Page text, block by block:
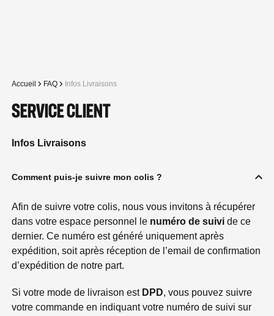
Accueil FAQ Infos Livraisons
SERVICE CLIENT
Infos Livraisons
Comment puis-je suivre mon colis ?
Afin de suivre votre colis, nous vous invitons à récupérer
dans votre espace personnel le numéro de suivide ce
dernier. Ce numéro est généré uniquement après
expédition, soit après réception de l’email de confirmation
d’expédition de notre part.
Si votre mode de livraison estDPD, vous pouvez suivre
votre commande en indiquant votre numéro de suivi sur